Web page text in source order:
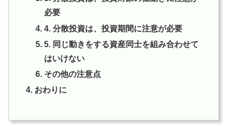
必要
4. 分散投資は、投資期間に注意が必要
5. 同じ動きをする資産同士を組み合わせて
はいけない
その他の注意点
おわりに